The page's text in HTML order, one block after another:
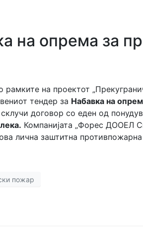
на опрема за
рамките на проектот
тендер за Набавка на
договор со еден од
Компанијата „Форес ДООЕЛ
лична заштитна
пожар